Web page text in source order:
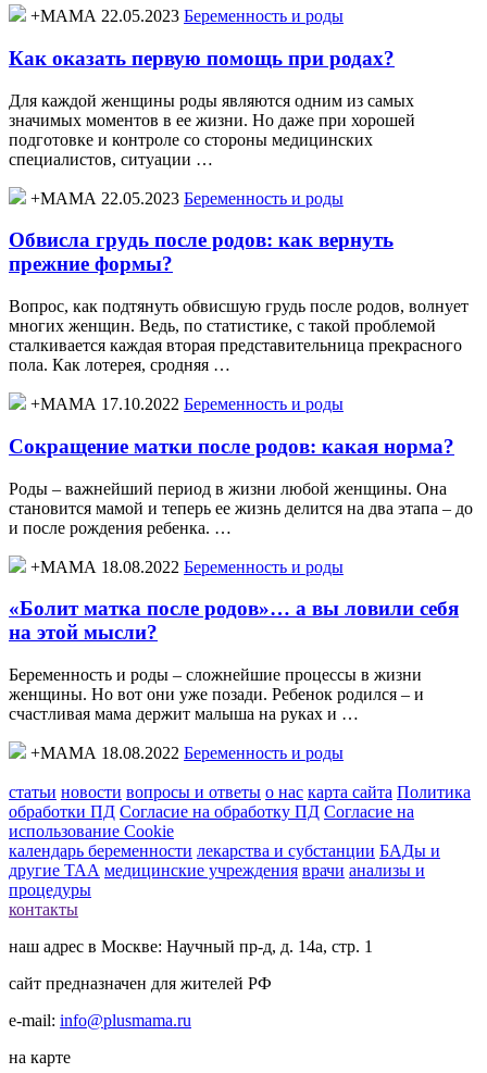
+МАМА 22.05.2023 Беременность и роды
Как оказать первую помощь при родах?
Для каждой женщины роды являются одним из самых
значимых моментов в ее жизни. Но даже при хорошей
подготовке и контроле со стороны медицинских
специалистов, ситуации …
+МАМА 22.05.2023 Беременность и роды
Обвисла грудь после родов: как вернуть
прежние формы?
Вопрос, как подтянуть обвисшую грудь после родов, волнует
многих женщин. Ведь, по статистике, с такой проблемой
сталкивается каждая вторая представительница прекрасного
пола. Как лотерея, сродняя …
+МАМА 17.10.2022 Беременность и роды
Сокращение матки после родов: какая норма?
Роды – важнейший период в жизни любой женщины. Она
становится мамой и теперь ее жизнь делится на два этапа – до
и после рождения ребенка. …
+МАМА 18.08.2022 Беременность и роды
«Болит матка после родов»… а вы ловили себя
на этой мысли?
Беременность и роды – сложнейшие процессы в жизни
женщины. Но вот они уже позади. Ребенок родился – и
счастливая мама держит малыша на руках и …
+МАМА 18.08.2022 Беременность и роды
статьи новости вопросы и ответы о нас карта сайта Политика
обработки ПД Согласие на обработку ПД Согласие на
использование Cookie
календарь беременности лекарства и субстанции БАДы и
другие ТАА медицинские учреждения врачи анализы и
процедуры
контакты
наш адрес в Москве: Научный пр-д, д. 14а, стр. 1
сайт предназначен для жителей РФ
e-mail: info@plusmama.ru
на карте